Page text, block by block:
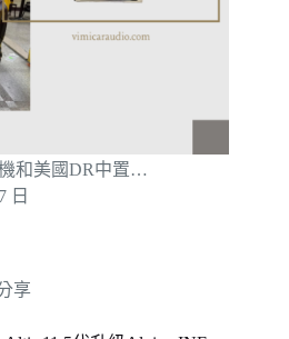
和美國DR中置…
日
享